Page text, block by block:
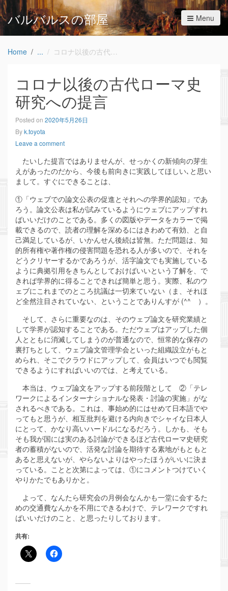
バルバルスの部屋 Menu
Home コロナ以後の古代ローマ史研究への提言
コロナ以後の古代ローマ史
研究への提言
Posted on 2020年5月26日
Byk.toyota
Leave a comment
たいした提言ではありませんが、せっかくの新傾向の芽生
えがあったのだから、今後も前向きに実践してほしい､と思い
まして。すぐにできることは、
①「ウェブでの論文公表の促進とそれへの学界的認知」であ
ろう。論文公表は私が試みているようにウェブにアップすれ
ばいいだけのことである。多くの図版やデータをカラーで掲
載できるので、読者の理解を深めるにはきわめて有効、と自
己満足しているが、いかんせん後続は皆無。ただ問題は、知
的所有権や著作権の侵害問題を恐れる人が多いので、それを
どうクリヤーするかであろうが、活字論文でも実施している
ように典拠引用をきちんとしておけばいいという了解を、で
きれば学界的に得ることできれば簡単と思う。実際、私のウ
ェブにこれまでのところ抗議は一切来ていない（ま、それほ
ど全然注目されていない、ということでありんすが (^^ゞ）。
そして、さらに重要なのは、そのウェブ論文を研究業績と
して学界が認知することである。ただウェブはアップした個
人とともに消滅してしまうのが普通なので、恒常的な保存の
裏打ちとして、ウェブ論文管理学会といった組織設立がもと
められ、そこでクラウドにアップして、会員はいつでも閲覧
できるようにすればいいのでは、と考えている。
本当は、ウェブ論文をアップする前段階として ②「テレ
ワークによるインターナショナルな発表・討論の実施」がな
されるべきである。これは、事始め的にはせめて日本語でや
ってもと思うが、相互批判を避ける内向きでシャイな日本人
にとって、かなり高いハードルになるだろう。しかも、そも
そも我が国には実のある討論ができるほど古代ローマ史研究
者の蓄積がないので、活発な討論を期待する素地がもともと
あると思えないが、やらないよりはやったほうがいいに決ま
っている。ことと次第によっては、①にコメントつけていく
やりかたでもありかと。
よって、なんたら研究会の月例会なんかも一堂に会するた
めの交通費なんかを不用にできるわけで、テレワークですれ
ばいいだけのこと、と思ったりしております。
共有: